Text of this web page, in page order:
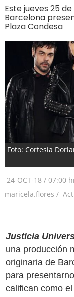
Este jueves 25
Barcelona
Plaza Condesa
Foto: Cortesía
24-OCT-18 / 07:00
maricela.flores /
Justicia
una producción
originaria de
para
califican como